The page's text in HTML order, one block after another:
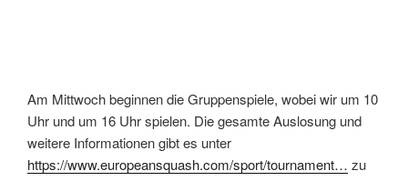
Am Mittwoch beginnen die Gruppenspiele, wobei wir um 10
Uhr und um 16 Uhr spielen. Die gesamte Auslosung und
weitere Informationen gibt es unter
https://www.europeansquash.com/sport/tournament… zu